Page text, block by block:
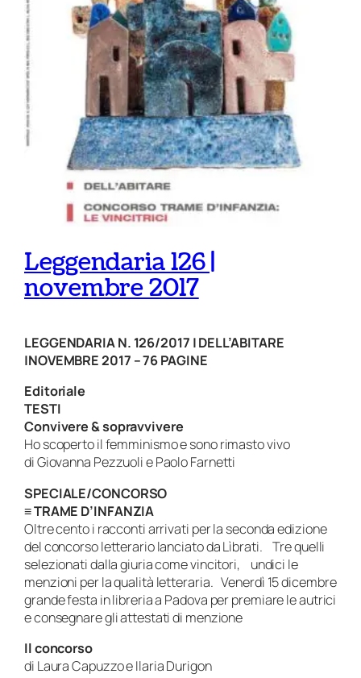
Leggendaria 126 |
novembre 2017
LEGGENDARIA N. 126/2017 | DELL’ABITARE
|NOVEMBRE 2017 – 76 PAGINE
Editoriale
TESTI
Convivere & sopravvivere
Ho scoperto il femminismo e sono rimasto vivo
di Giovanna Pezzuoli e Paolo Farnetti
SPECIALE/CONCORSO
≡TRAME D’INFANZIA
Oltre cento i racconti arrivati per la seconda edizione
del concorso letterario lanciato da Lìbrati. Tre quelli
selezionati dalla giuria come vincitori, undici le
menzioni per la qualità letteraria. Venerdì 15 dicembre
grande festa in libreria a Padova per premiare le autrici
e consegnare gli attestati di menzione
Il concorso
di Laura Capuzzo e Ilaria Durigon